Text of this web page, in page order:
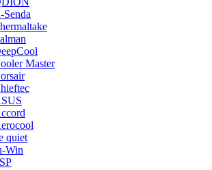
Senda
Master
quiet
Win